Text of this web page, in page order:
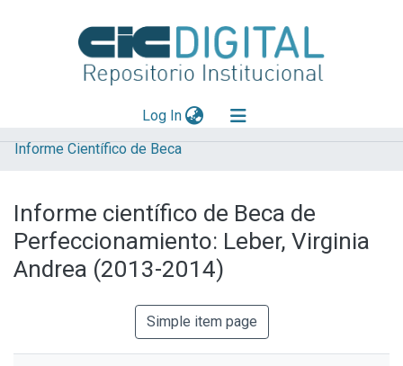
Log In(current)
Explorar
Aportar material
Statistics
Informe Científico de Beca
Informe científico de Beca de
Perfeccionamiento: Leber, Virginia
Andrea (2013-2014)
Simple item page